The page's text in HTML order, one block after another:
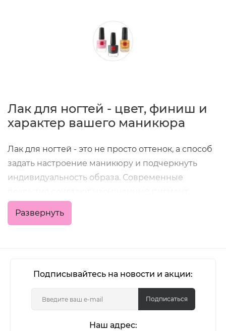
Лак для ногтей - цвет, финиш и
характер вашего маникюра
Лак для ногтей - это не просто оттенок, а способ
задать настроение маникюру и подчеркнуть
индивидуальность образа. Современные
удобное нанесение и хорошую стойкость, что
позволяет получить аккуратный результат как в
В категории представлены классические
покрытия с шиммером и глиттером - для
повседневного маникюра и выразительных
акцентных дизайнов.
Развернуть
Подписывайтесь на новости и акции:
Подписаться
Наш адрес: